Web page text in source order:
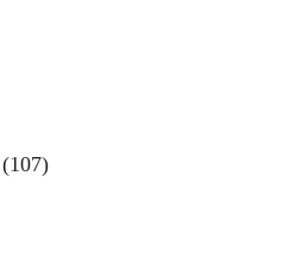
(107)